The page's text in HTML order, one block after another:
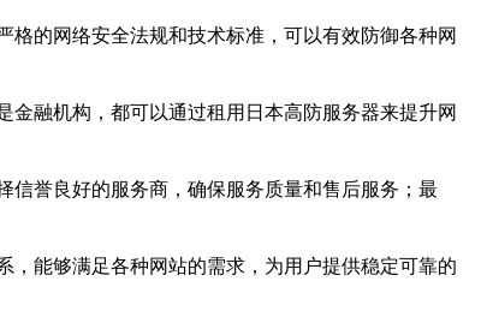
的网络安全法规和技术标准，可以有效防御各种网
融机构，都可以通过租用日本高防服务器来提升网
信誉良好的服务商，确保服务质量和售后服务；最
能够满足各种网站的需求，为用户提供稳定可靠的